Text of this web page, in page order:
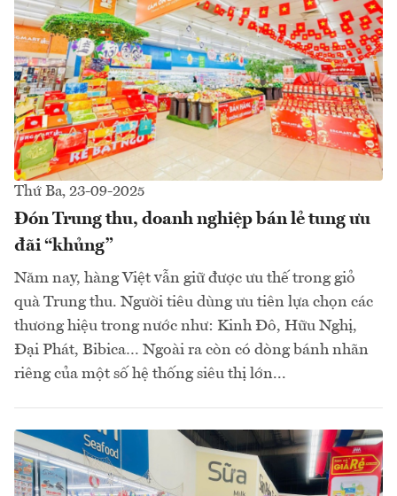
Thứ Ba, 23-09-2025
Đón Trung thu, doanh nghiệp bán lẻ tung ưu
đãi “khủng”
Năm nay, hàng Việt vẫn giữ được ưu thế trong giỏ
quà Trung thu. Người tiêu dùng ưu tiên lựa chọn các
thương hiệu trong nước như: Kinh Đô, Hữu Nghị,
Đại Phát, Bibica… Ngoài ra còn có dòng bánh nhãn
riêng của một số hệ thống siêu thị lớn...